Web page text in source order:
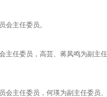
会主任委员。
任委员，高芸、蒋凤鸣为副主
主任委员，何瑛为副主任委员